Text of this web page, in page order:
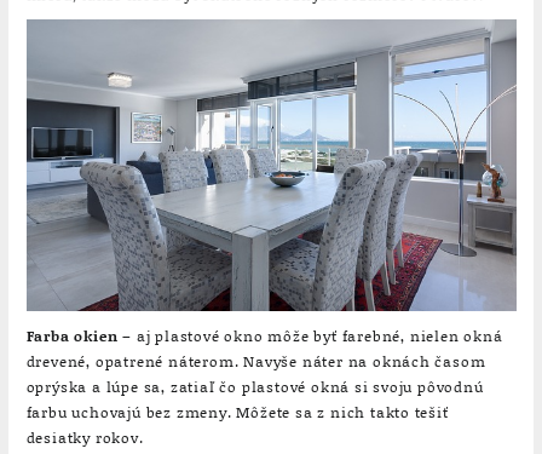
Farba okien – aj plastové okno môže byť farebné, nielen okná
drevené, opatrené náterom. Navyše náter na oknách časom
oprýska a lúpe sa, zatiaľ čo plastové okná si svoju pôvodnú
farbu uchovajú bez zmeny. Môžete sa z nich takto tešiť
desiatky rokov.